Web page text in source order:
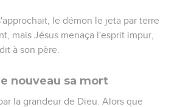
le démon le jeta par terre
mais Jésus menaça l'esprit impur,
à son père.
nouveau sa mort
la grandeur de Dieu. Alors que